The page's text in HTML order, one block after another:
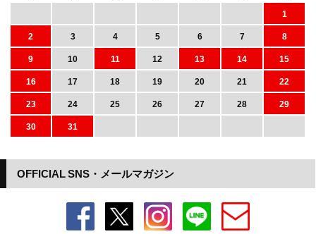
OFFICIAL SNS・メールマガジン
1
2
3 4 5 6 7
8
9
10 11 12 13 14
15
16
17 18 19 20 21
22
23
24 25 26 27 28
29
30
31